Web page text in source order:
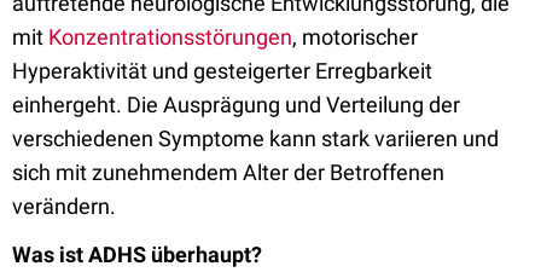
mit Konzentrationsstörungen, motorischer
Hyperaktivität und gesteigerter Erregbarkeit
einhergeht. Die Ausprägung und Verteilung der
verschiedenen Symptome kann stark variieren und
sich mit zunehmendem Alter der Betroffenen
verändern.
Was ist ADHS überhaupt?